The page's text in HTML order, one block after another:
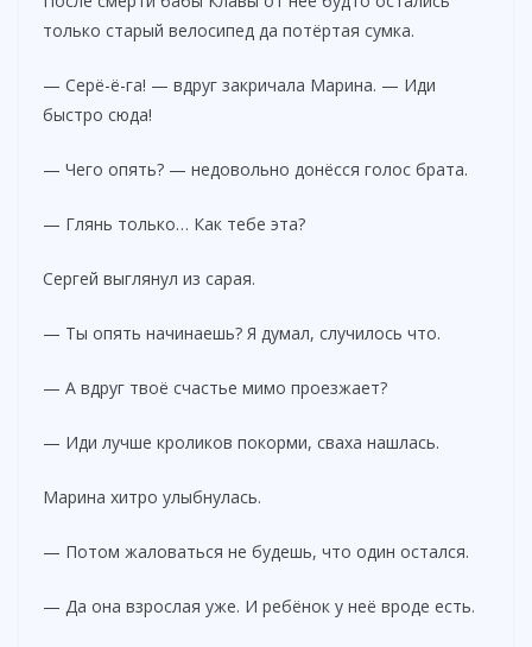
только старый велосипед да потёртая сумка.
— Серё-ё-га! — вдруг закричала Марина. — Иди
быстро сюда!
— Чего опять? — недовольно донёсся голос брата.
— Глянь только… Как тебе эта?
Сергей выглянул из сарая.
— Ты опять начинаешь? Я думал, случилось что.
— А вдруг твоё счастье мимо проезжает?
— Иди лучше кроликов покорми, сваха нашлась.
Марина хитро улыбнулась.
— Потом жаловаться не будешь, что один остался.
— Да она взрослая уже. И ребёнок у неё вроде есть.